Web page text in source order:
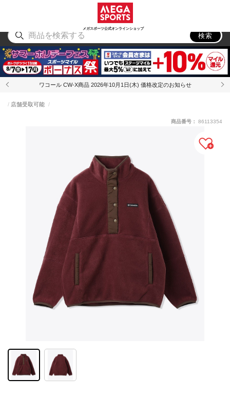
メガスポーツ公式オンラインショップ
アウトドア
検索
ワコール CW-X商品 2026年10月1日(木) 価格改定のお知らせ
店舗受取可能
商品番号： 86113354